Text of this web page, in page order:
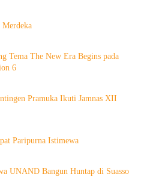
Tema The New Era Begins pada
6
Pramuka Ikuti Jamnas XII
Paripurna Istimewa
UNAND Bangun Huntap di Suasso